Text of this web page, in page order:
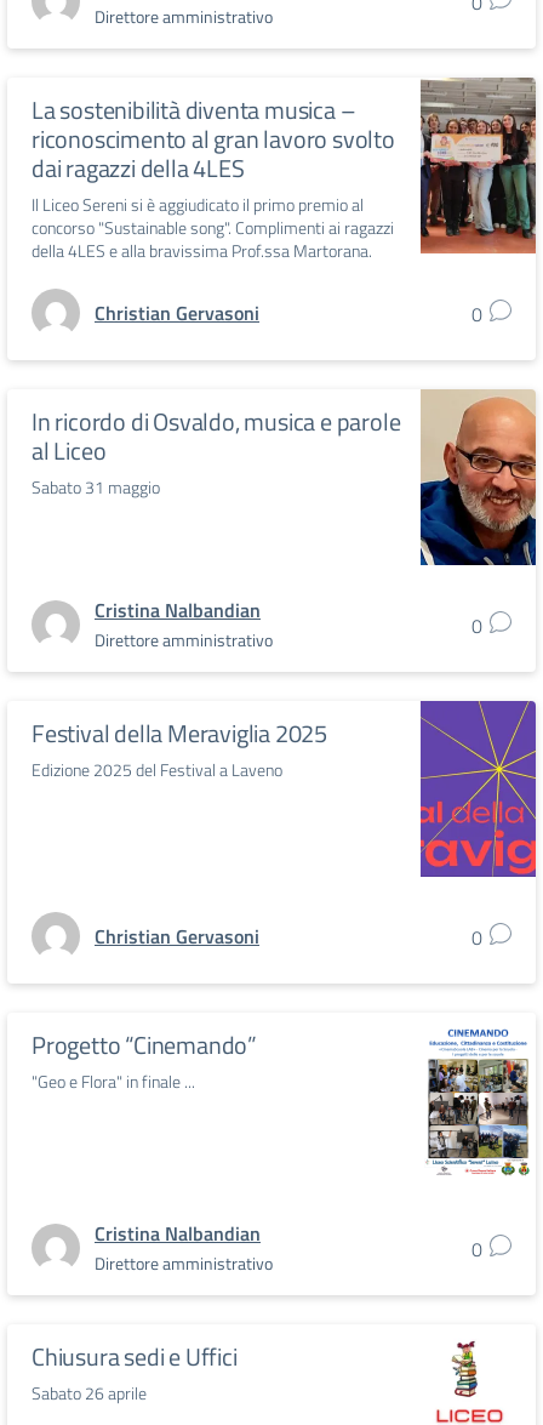
Direttore amministrativo
La sostenibilità diventa musica –
riconoscimento al gran lavoro svolto
dai ragazzi della 4LES
Il Liceo Sereni si è aggiudicato il primo premio al
concorso "Sustainable song". Complimenti ai ragazzi
della 4LES e alla bravissima Prof.ssa Martorana.
Christian Gervasoni 0
In ricordo di Osvaldo, musica e parole
al Liceo
Sabato 31 maggio
Cristina Nalbandian
Direttore amministrativo 0
Festival della Meraviglia 2025
Edizione 2025 del Festival a Laveno
Christian Gervasoni 0
Progetto “Cinemando”
"Geo e Flora" in finale ...
Cristina Nalbandian
Direttore amministrativo 0
Chiusura sedi e Uffici
Sabato 26 aprile